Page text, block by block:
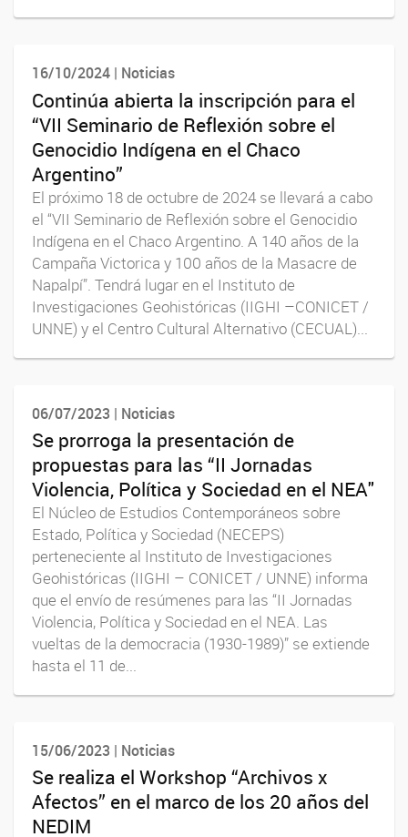
16/10/2024 | Noticias
Continúa abierta la inscripción para el
“VII Seminario de Reflexión sobre el
Genocidio Indígena en el Chaco
Argentino”
El próximo 18 de octubre de 2024 se llevará a cabo
el “VII Seminario de Reflexión sobre el Genocidio
Indígena en el Chaco Argentino. A 140 años de la
Campaña Victorica y 100 años de la Masacre de
Napalpí”. Tendrá lugar en el Instituto de
Investigaciones Geohistóricas (IIGHI –CONICET /
UNNE) y el Centro Cultural Alternativo (CECUAL)...
06/07/2023 | Noticias
Se prorroga la presentación de
propuestas para las “II Jornadas
Violencia, Política y Sociedad en el NEA"
El Núcleo de Estudios Contemporáneos sobre
Estado, Política y Sociedad (NECEPS)
perteneciente al Instituto de Investigaciones
Geohistóricas (IIGHI – CONICET / UNNE) informa
que el envío de resúmenes para las “II Jornadas
Violencia, Política y Sociedad en el NEA. Las
vueltas de la democracia (1930-1989)” se extiende
hasta el 11 de...
15/06/2023 | Noticias
Se realiza el Workshop “Archivos x
Afectos” en el marco de los 20 años del
NEDIM